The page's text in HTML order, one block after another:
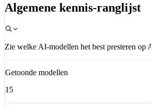
Algemene kennis-ranglijst
Zie welke AI-modellen het best presteren
Getoonde modellen
15